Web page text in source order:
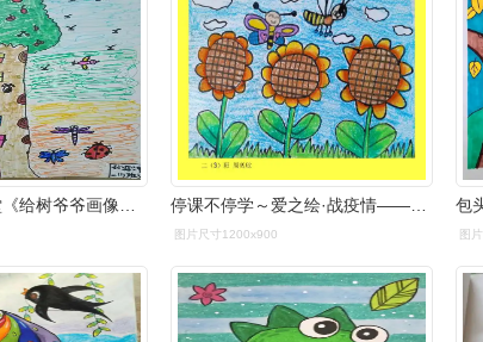
停课不停学～爱之绘·战疫情——景宁县第二实验小学二年级美术
图片尺寸1200x900 图